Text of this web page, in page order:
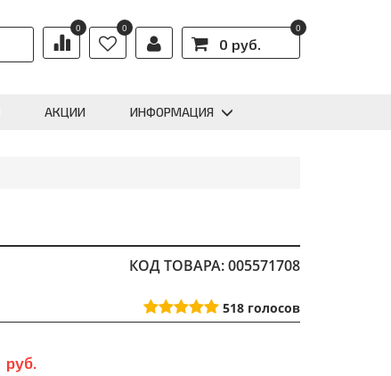
0 0
0 руб.
0
АКЦИИ ИНФОРМАЦИЯ
КОД ТОВАРА: 005571708
518 голосов
руб.